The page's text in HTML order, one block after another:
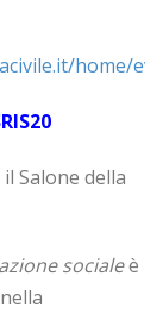
home/
Salone della
socialeè